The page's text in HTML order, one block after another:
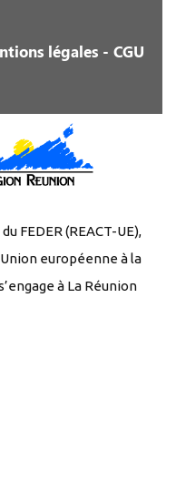
légales - CGU
FEDER (REACT-UE),
européenne à la
à La Réunion